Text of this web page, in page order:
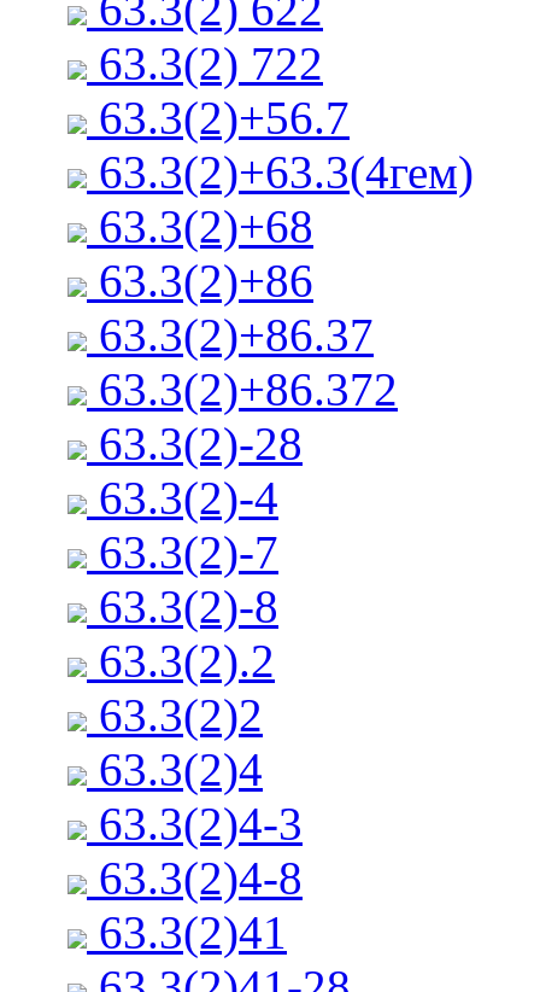
63.3(2) 722
63.3(2)+56.7
63.3(2)+63.3(4гем)
63.3(2)+68
63.3(2)+86
63.3(2)+86.37
63.3(2)+86.372
63.3(2)-28
63.3(2)-4
63.3(2)-7
63.3(2)-8
63.3(2).2
63.3(2)2
63.3(2)4
63.3(2)4-3
63.3(2)4-8
63.3(2)41